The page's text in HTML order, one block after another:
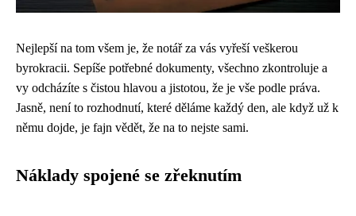
Nejlepší na tom všem je, že notář za vás vyřeší veškerou
byrokracii. Sepíše potřebné dokumenty, všechno zkontroluje a
vy odcházíte s čistou hlavou a jistotou, že je vše podle práva.
Jasně, není to rozhodnutí, které děláme každý den, ale když už k
němu dojde, je fajn vědět, že na to nejste sami.
Náklady spojené se zřeknutím